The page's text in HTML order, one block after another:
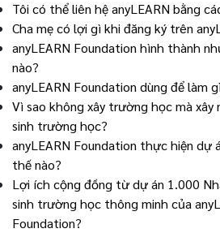
Tôi có thể liên hệ anyLEARN bằng
Cha mẹ có lợi gì khi đăng ký trên
anyLEARN Foundation hình thành
nào?
anyLEARN Foundation dùng để làm
Vì sao không xây trường học mà xây
sinh trường học?
anyLEARN Foundation thực hiện dự
thế nào?
Lợi ích cộng đồng từ dự án 1.000
sinh trường học thông minh của
Foundation?